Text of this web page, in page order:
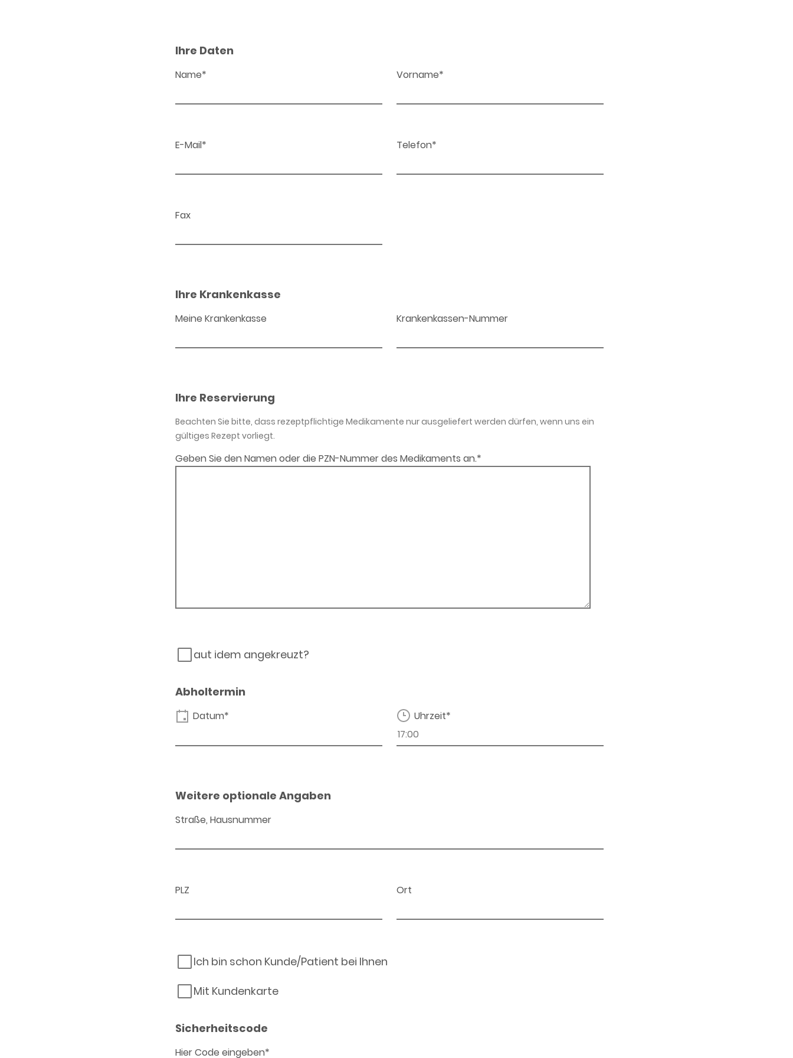
Ihre Daten
Name* Vorname*
E-Mail* Telefon*
Fax
Ihre Krankenkasse
Meine Krankenkasse Krankenkassen-Nummer
Ihre Reservierung
Beachten Sie bitte, dass rezeptpflichtige Medikamente nur ausgeliefert werden dürfen, wenn uns ein
gültiges Rezept vorliegt.
Geben Sie den Namen oder die PZN-Nummer des Medikaments an.*
aut idem angekreuzt?
Abholtermin
Datum* Uhrzeit*
Weitere optionale Angaben
Straße, Hausnummer
PLZ Ort
Ich bin schon Kunde/Patient bei Ihnen
Mit Kundenkarte
Sicherheitscode
Hier Code eingeben*